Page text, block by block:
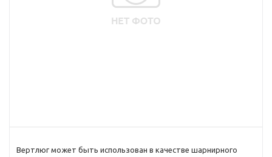
Вертлюг может быть использован в качестве шарнирного